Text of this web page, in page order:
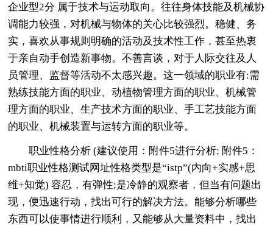
企业型2分 属于技术与运动取向。往往身体技能及机械协
调能力较强，对机械与物体的关心比较强烈。稳健、务
实，喜欢从事规则明确的活动及技术性工作，甚至热衷
于亲自动手创造新事物。不善言谈，对于人际交往及人
员管理、监督等活动不太感兴趣。这一领域的职业有:需
熟练技能方面的职业、动植物管理方面的职业、机械管
理方面的职业、生产技术方面的职业、手工艺技能方面
的职业、机械装置与运转方面的职业等。
职业性格分析 (建议使用：附件5进行分析; 附件5：
mbti职业性格测试网址性格类型是“istp”(内向+实感+思
维+知觉) 容忍，有弹性;是冷静的观察者，但当有问题出
现，便迅速行动，找出可行的解决方法。能够分析哪些
东西可以使事情进行顺利，又能够从大量资料中，找出